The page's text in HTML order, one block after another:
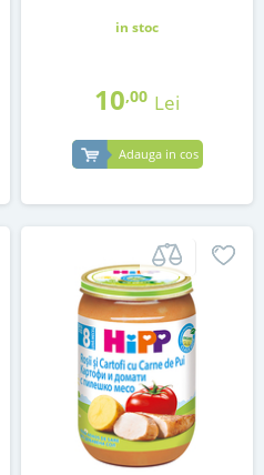
in stoc
10,00 Lei
Adauga in cos